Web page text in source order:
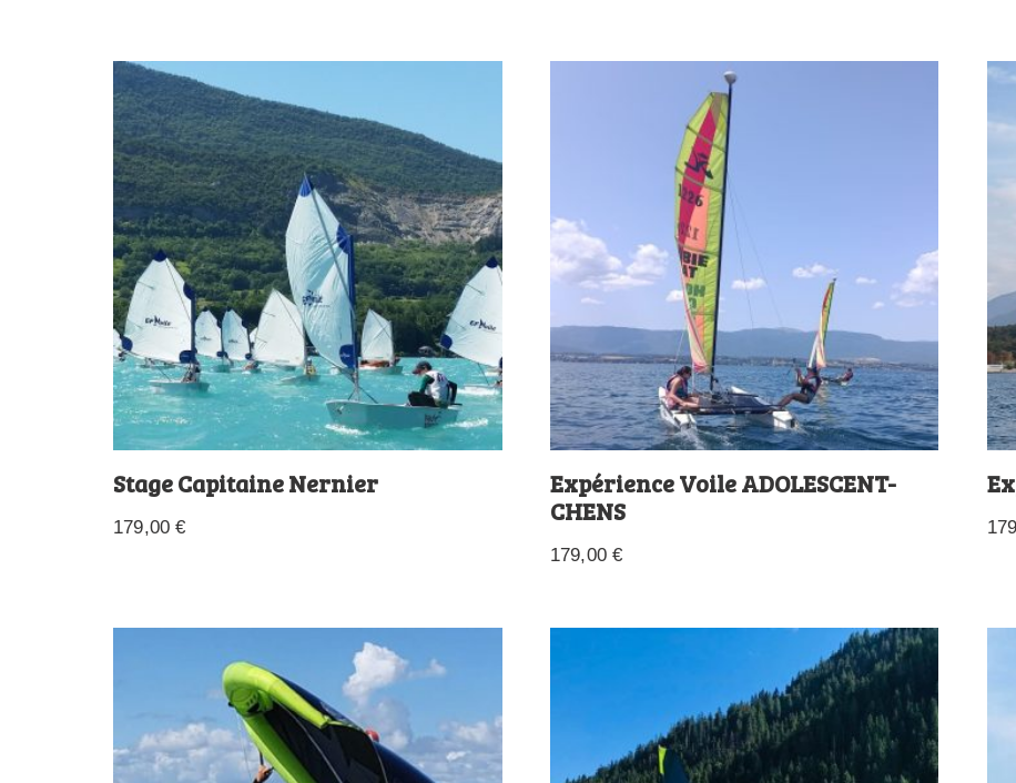
Stage Capitaine Nernier
179,00€
Expérience Voile ADOLESCENT-
CHENS
179,00€